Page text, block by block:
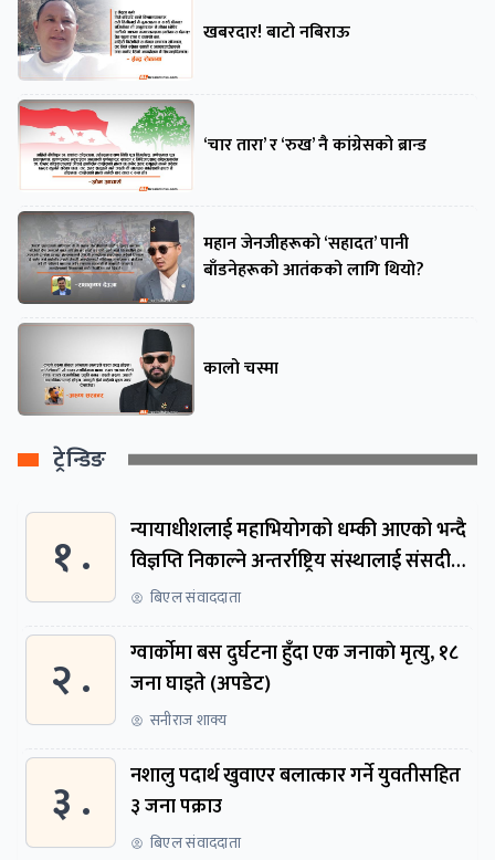
खबरदार! बाटो नबिराऊ
‘चार तारा’ र ‘रुख’ नै कांग्रेसको ब्रान्ड
महान जेनजीहरूको ‘सहादत’ पानी
बाँडनेहरूको आतंकको लागि थियो?
कालो चस्मा
ट्रेन्डिङ
१ .
न्यायाधीशलाई महाभियोगको धम्की आएको भन्दै
विज्ञप्ति निकाल्ने अन्तर्राष्ट्रिय संस्थालाई संसदीय
समितिमा बोलाइयो
बिएल संवाददाता
२ .
ग्वार्काेमा बस दुर्घटना हुँदा एक जनाकाे मृत्यु, १८
जना घाइते (अपडेट)
सनीराज शाक्य
३ .
नशालु पदार्थ खुवाएर बलात्कार गर्ने युवतीसहित
३ जना पक्राउ
बिएल संवाददाता